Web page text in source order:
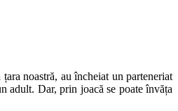
noastră, au încheiat un parteneriat
adult. Dar, prin joacă se poate învăța